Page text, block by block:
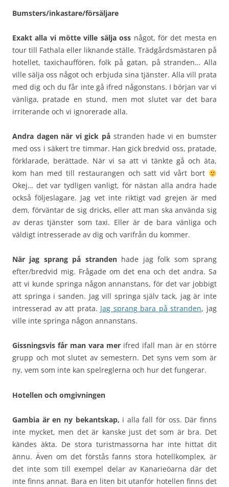
Bumsters/inkastare/försäljare
Exakt alla vi mötte ville sälja oss något, för det mesta en
tour till Fathala eller liknande ställe. Trädgårdsmästaren på
hotellet, taxichauffören, folk på gatan, på stranden… Alla
ville sälja oss något och erbjuda sina tjänster. Alla vill prata
med dig och du får inte gå ifred någonstans. I början var vi
vänliga, pratade en stund, men mot slutet var det bara
irriterande och vi ignorerade alla.
Andra dagen när vi gick på stranden hade vi en bumster
med oss i säkert tre timmar. Han gick bredvid oss, pratade,
förklarade, berättade. När vi sa att vi tänkte gå och äta,
kom han med till restaurangen och satt vid vårt bort
Okej… det var tydligen vanligt, för nästan alla andra hade
också följeslagare. Jag vet inte riktigt vad grejen är med
dem, förväntar de sig dricks, eller att man ska använda sig
av deras tjänster som taxi. Eller är de bara vänliga och
väldigt intresserade av dig och varifrån du kommer.
När jag sprang på strandenhade jag folk som sprang
efter/bredvid mig. Frågade om det ena och det andra. Sa
att vi kunde springa någon annanstans, för det var jobbigt
att springa i sanden. Jag vill springa själv tack, jag är inte
intresserad av att prata. Jag sprang bara på stranden, jag
ville inte springa någon annanstans.
Gissningsvis får man vara mer ifred ifall man är en större
grupp och mot slutet av semestern. Det syns vem som är
ny, vem som inte kan spelreglerna och hur det fungerar.
Hotellen och omgivningen
Gambia är en ny bekantskap, i alla fall för oss. Där finns
inte mycket, men det är kanske just det som är bra. Det
kändes äkta. De stora turistmassorna har inte hittat dit
ännu. Även om det förstås fanns stora hotellkomplex, är
det inte som till exempel delar av Kanarieöarna där det
inte finns annat. Bara en liten bit utanför hotellen finns det